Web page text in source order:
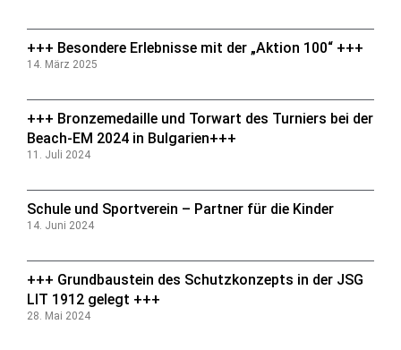
+++ Besondere Erlebnisse mit der „Aktion 100“ +++
14. März 2025
+++ Bronzemedaille und Torwart des Turniers bei der
Beach-EM 2024 in Bulgarien+++
11. Juli 2024
Schule und Sportverein – Partner für die Kinder
14. Juni 2024
+++ Grundbaustein des Schutzkonzepts in der JSG
LIT 1912 gelegt +++
28. Mai 2024